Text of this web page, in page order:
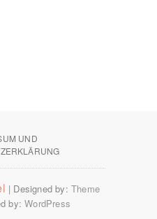
UND
| Designed by: Theme
by:WordPress